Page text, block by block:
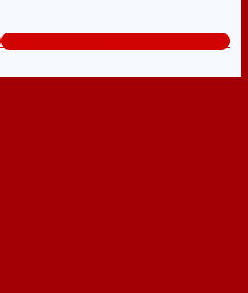
Tổng đài tư vấn miễn phí: 0824.400.400